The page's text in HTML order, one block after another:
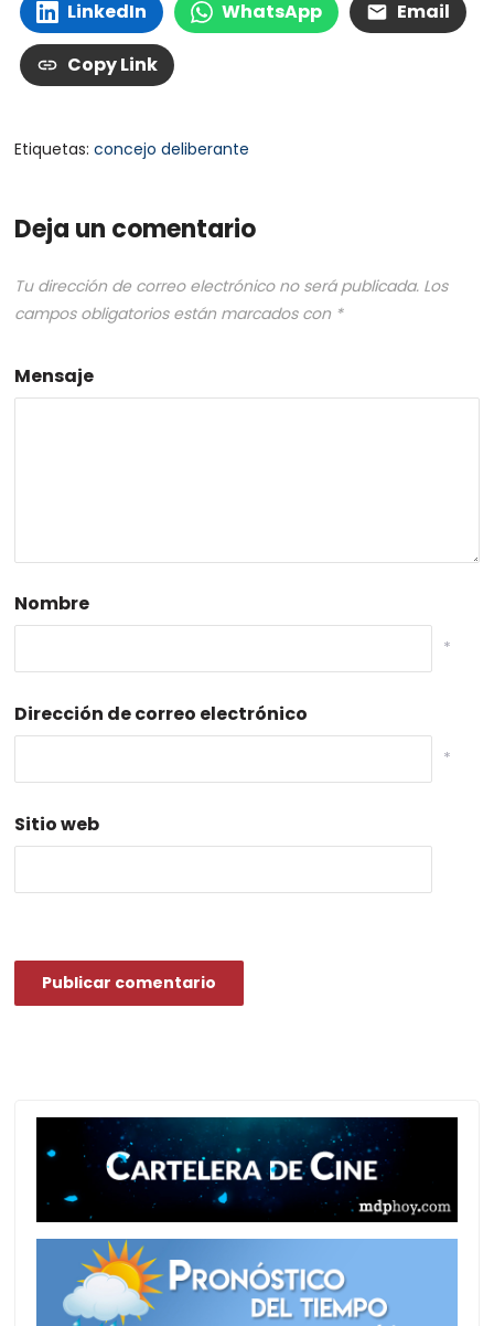
LinkedIn WhatsApp Email
Copy Link
Etiquetas:concejo deliberante
Deja un comentario
Tu dirección de correo electrónico no será publicada. Los
campos obligatorios están marcados con *
Mensaje
Nombre
*
Dirección de correo electrónico
*
Sitio web